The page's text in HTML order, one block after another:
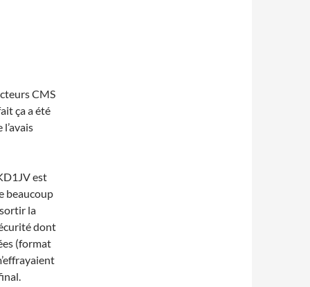
CMS
ça a été
est
beaucoup
la
dont
(format